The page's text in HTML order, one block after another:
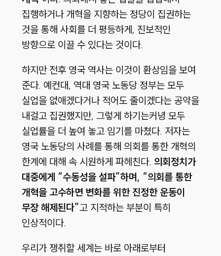
집행하거나 개혁을 지향하는 정당이 집권하는
것을 통해 사회를 더 평등하게, 진보적인
방향으로 이끌 수 있다는 것이다.
하지만 전후 영국 역사는 이것이 환상임을 보여
준다. 예컨대, 역대 영국 노동당 정부는 모두
실업을 없애겠다거나 적어도 줄이겠다는 공약을
내걸고 집권했지만, 그렇게 하기는커녕 모두
실업률을 더 높여 놓고 임기를 마쳤다. 저자는
영국 노동당의 사례를 통해 의회를 통한 개혁의
한계에 대해 속 시원하게 파헤친다. 의회정치가
대중에게 “수동성을 설파”하며, “의회를 통한
개혁을 고수하면 변화를 위한 진정한 운동이
무장 해제된다”고 지적하는 부분이 특히
인상적이다.
우리가 쟁취할 세계는 바로 아래로부터